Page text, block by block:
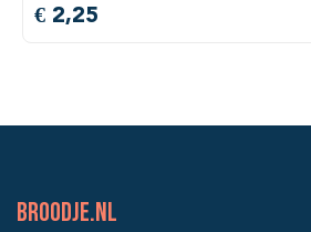
€ 2,25
BROODJE.NL